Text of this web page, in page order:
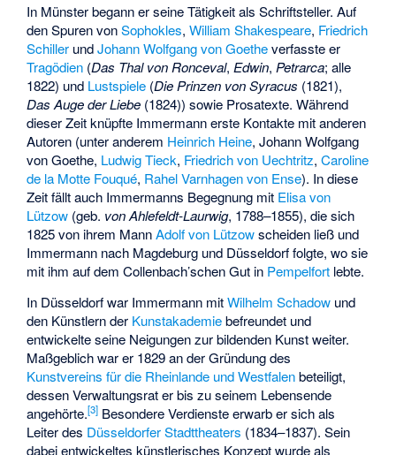
In Münster begann er seine Tätigkeit als Schriftsteller. Auf
den Spuren vonSophokles,William Shakespeare, Friedrich
Schiller undJohann Wolfgang von Goetheverfasste er
Tragödien (Das Thal von Ronceval, Edwin, Petrarca; alle
1822) und Lustspiele (Die Prinzen von Syracus (1821),
Das Auge der Liebe (1824)) sowie Prosatexte. Während
dieser Zeit knüpfte Immermann erste Kontakte mit anderen
Autoren (unter anderem Heinrich Heine, Johann Wolfgang
von Goethe, Ludwig Tieck, Friedrich von Uechtritz,Caroline
de la Motte Fouqué, Rahel Varnhagen von Ense). In diese
Zeit fällt auch Immermanns Begegnung mit Elisa von
Lützow (geb. von Ahlefeldt-Laurwig, 1788–1855), die sich
1825 von ihrem MannAdolf von Lützowscheiden ließ und
Immermann nach Magdeburg und Düsseldorf folgte, wo sie
mit ihm auf demCollenbach’schen Gut in Pempelfort lebte.
In Düsseldorf war Immermann mitWilhelm Schadow und
den Künstlern der Kunstakademiebefreundet und
entwickelte seine Neigungen zur bildenden Kunst weiter.
Maßgeblich war er 1829 an der Gründung des
Kunstvereins für die Rheinlande und Westfalenbeteiligt,
dessen Verwaltungsrat er bis zu seinem Lebensende
angehörte.[3] Besondere Verdienste erwarb er sich als
Leiter des Düsseldorfer Stadttheaters (1834–1837). Sein
dabei entwickeltes künstlerisches Konzept wurde als